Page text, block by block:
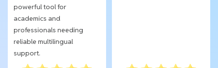
powerful tool for
academics and
professionals needing
reliable multilingual
support.